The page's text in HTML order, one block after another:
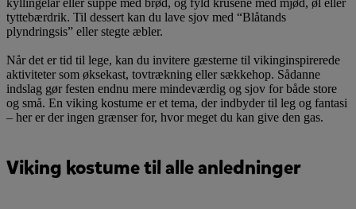
tyttebærdrik. Til dessert kan du lave sjov med “Blåtands
plyndringsis” eller stegte æbler.
Når det er tid til lege, kan du invitere gæsterne til vikinginspirerede
aktiviteter som øksekast, tovtrækning eller sækkehop. Sådanne
indslag gør festen endnu mere mindeværdig og sjov for både store
og små. En viking kostume er et tema, der indbyder til leg og fantasi
– her er der ingen grænser for, hvor meget du kan give den gas.
Viking kostume til alle anledninger